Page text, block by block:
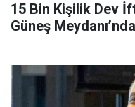
15 Bin Kişilik Dev
Güneş